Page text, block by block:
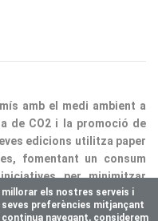
edicions utilitza paper
fomentant un consum
per minimitzar
així la nostra
rights reserved
els nostres serveis i
preferències mitjançant
continua navegant, considerem